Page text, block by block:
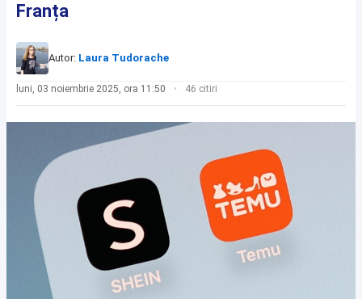
Franța
Autor: Laura Tudorache
luni, 03 noiembrie 2025, ora 11:50 46 citiri